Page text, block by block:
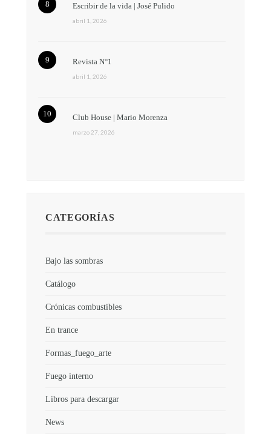
Escribir de la vida | José Pulido
abril 1, 2026
Revista N°1
abril 1, 2026
Club House | Mario Morenza
marzo 27, 2026
CATEGORÍAS
Bajo las sombras
Catálogo
Crónicas combustibles
En trance
Formas_fuego_arte
Fuego interno
Libros para descargar
News